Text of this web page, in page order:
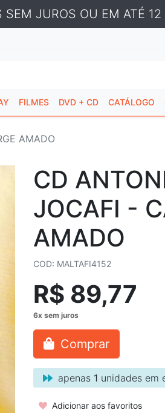
JUROS OU EM ATÉ 12
FILMES DVD + CD CATÁLOGO
AMADO
CD
JOCAFI -
AMADO
COD: MALTAFI4152
R$ 89,77
Comprar
apenas 1 unidades em
Adicionar aos favoritos